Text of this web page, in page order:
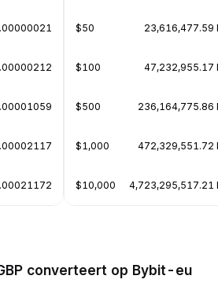
$50 23,616,477.59
$100 47,232,955.17
$500 236,164,775.86
$1,000 472,329,551.72
$10,000 4,723,295,517.21
converteert op Bybit-eu